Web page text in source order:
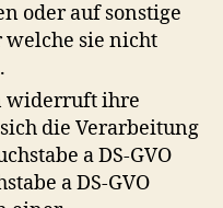
oder auf sonstige
sie nicht
widerruft ihre
die Verarbeitung
a DS-GVO
a DS-GVO